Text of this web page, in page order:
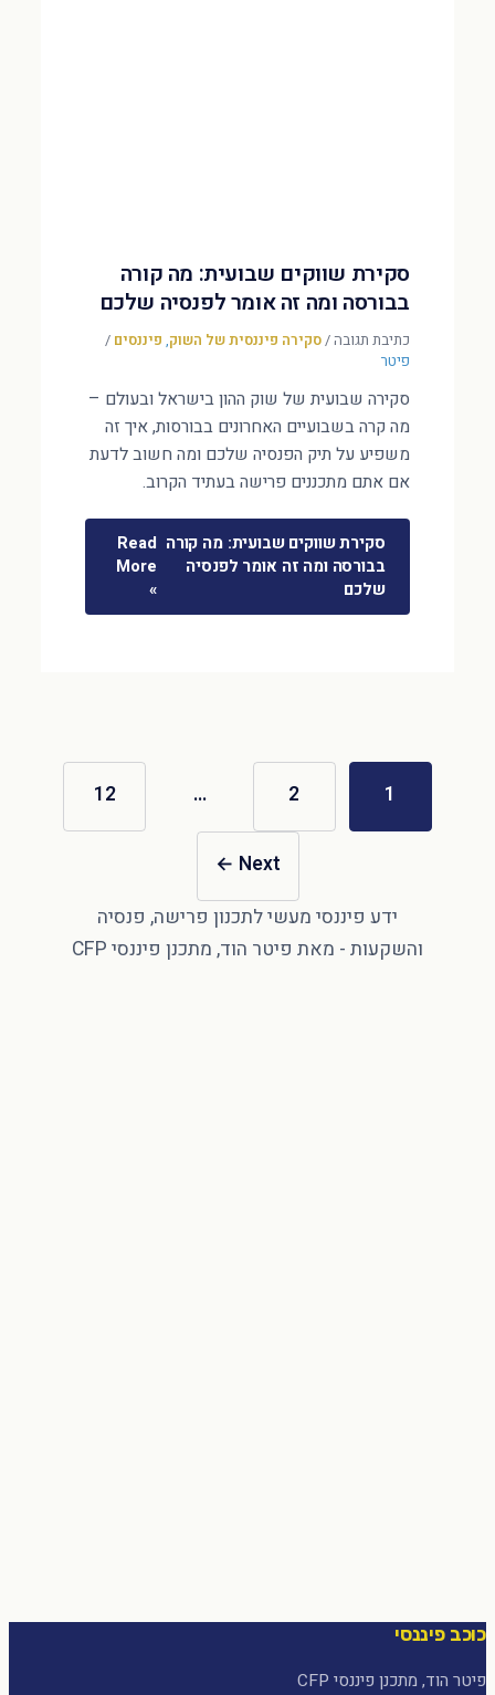
סקירת שווקים שבועית: מה קורה
בבורסה ומה זה אומר לפנסיה שלכם
כתיבת תגובה/סקירה פיננסית של השוק, פיננסים /
פיטר
סקירה שבועית של שוק ההון בישראל ובעולם –
מה קרה בשבועיים האחרונים בבורסות, איך זה
משפיע על תיק הפנסיה שלכם ומה חשוב לדעת
אם אתם מתכננים פרישה בעתיד הקרוב.
סקירת שווקים שבועית: מה קורה
בבורסה ומה זה אומר לפנסיה
שלכם
Read
More
»
1
2
…
12
Next
←
כוכב פיננסי
פיטר הוד, מתכנן פיננסי CFP